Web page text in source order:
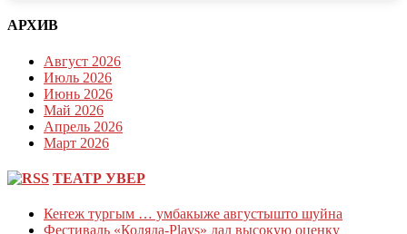
АРХИВ
Август 2026
Июль 2026
Июнь 2026
Май 2026
Апрель 2026
Март 2026
ТЕАТР УВЕР
Кеҥеж тургым … умбакыже августышто шуйна
Фестиваль «Коляда-Plays» дал высокую оценку